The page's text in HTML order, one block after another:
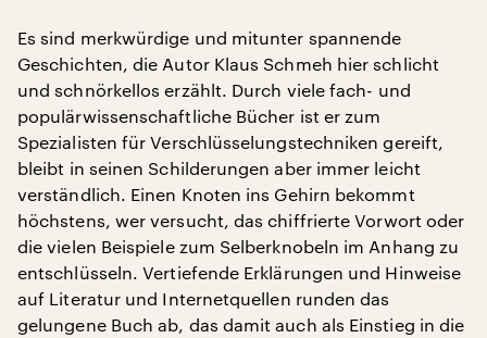
Es sind merkwürdige und mitunter spannende
Geschichten, die Autor Klaus Schmeh hier schlicht
und schnörkellos erzählt. Durch viele fach- und
populärwissenschaftliche Bücher ist er zum
Spezialisten für Verschlüsselungstechniken gereift,
bleibt in seinen Schilderungen aber immer leicht
verständlich. Einen Knoten ins Gehirn bekommt
höchstens, wer versucht, das chiffrierte Vorwort oder
die vielen Beispiele zum Selberknobeln im Anhang zu
entschlüsseln. Vertiefende Erklärungen und Hinweise
auf Literatur und Internetquellen runden das
gelungene Buch ab, das damit auch als Einstieg in die